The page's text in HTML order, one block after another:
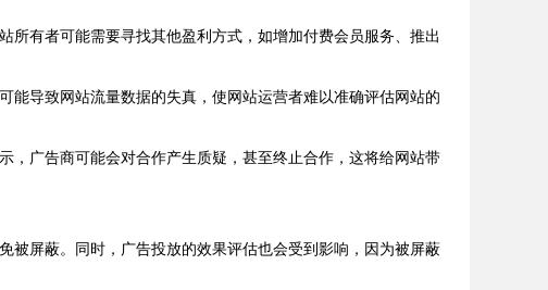
所有者可能需要寻找其他盈利方式，如增加付费会员服务、推出
能导致网站流量数据的失真，使网站运营者难以准确评估网站的
，广告商可能会对合作产生质疑，甚至终止合作，这将给网站带
被屏蔽。同时，广告投放的效果评估也会受到影响，因为被屏蔽